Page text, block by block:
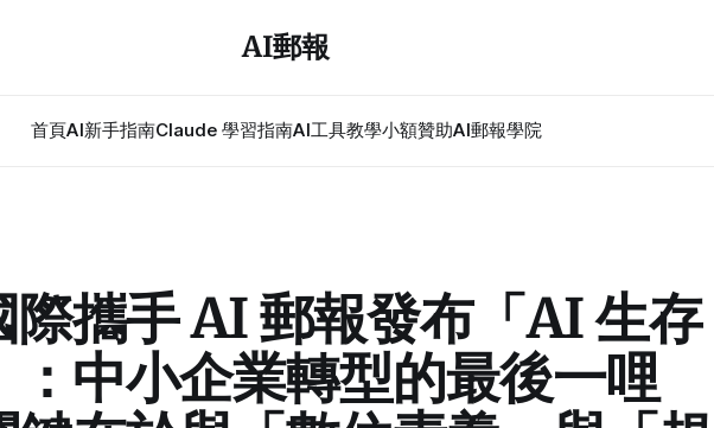
AI郵報
首頁AI新手指南Claude 學習指南AI工具教學小額贊助AI郵報學院
際攜手 AI 郵報發布「AI 生存
：中小企業轉型的最後一哩